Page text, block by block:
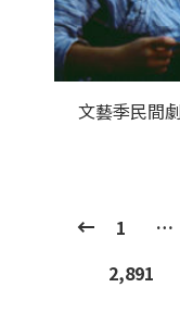
文藝季民間
1 …
2,891